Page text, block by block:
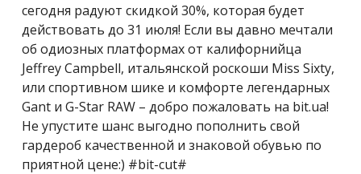
сегодня радуют скидкой 30%, которая будет
действовать до 31 июля! Если вы давно мечтали
об одиозных платформах от калифорнийца
Jeffrey Campbell, итальянской роскоши Miss Sixty,
или спортивном шике и комфорте легендарных
Gant и G-Star RAW – добро пожаловать на bit.ua!
Не упустите шанс выгодно пополнить свой
гардероб качественной и знаковой обувью по
приятной цене:) #bit-cut#